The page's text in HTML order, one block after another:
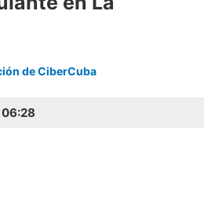
de CiberCuba